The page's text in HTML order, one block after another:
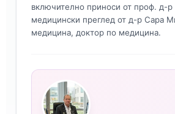
включително приноси от проф. д-
медицински преглед от д-р Сара
медицина, доктор по медицина.